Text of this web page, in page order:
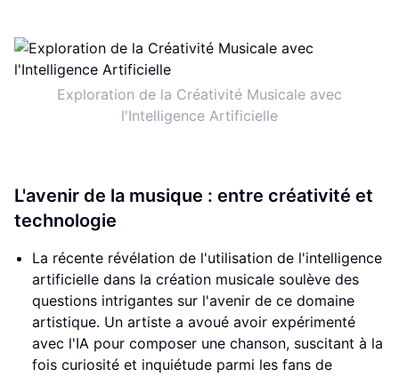
Exploration de la Créativité Musicale avec
l'Intelligence Artificielle
L'avenir de la musique : entre créativité et
technologie
La récente révélation de l'utilisation de l'intelligence
artificielle dans la création musicale soulève des
questions intrigantes sur l'avenir de ce domaine
artistique. Un artiste a avoué avoir expérimenté
avec l'IA pour composer une chanson, suscitant à la
fois curiosité et inquiétude parmi les fans de